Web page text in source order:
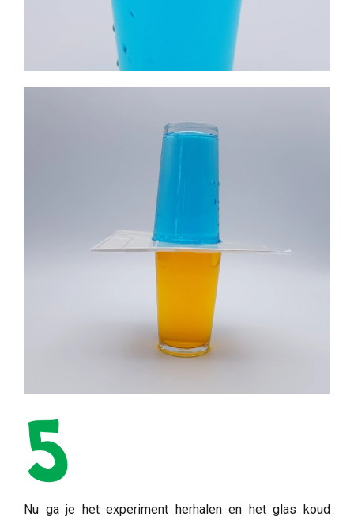
Nu ga je het experiment herhalen en het glas koud